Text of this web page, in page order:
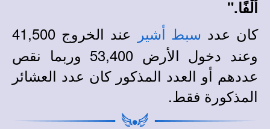
أَلْفًا."
كان عدد سبط أشير
عند الخروج 41,500
وعند دخول الأرض 53,400 وربما نقص
عددهم أو العدد المذكور كان عدد العشائر
المذكورة فقط.